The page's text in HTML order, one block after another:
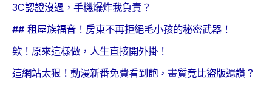
3C認證沒過，手機爆炸我負責？
## 租屋族福音！房東不再拒絕毛小孩的秘密武器！
欸！原來這樣做，人生直接開外掛！
這網站太狠！動漫新番免費看到飽，畫質竟比盜版還讚？